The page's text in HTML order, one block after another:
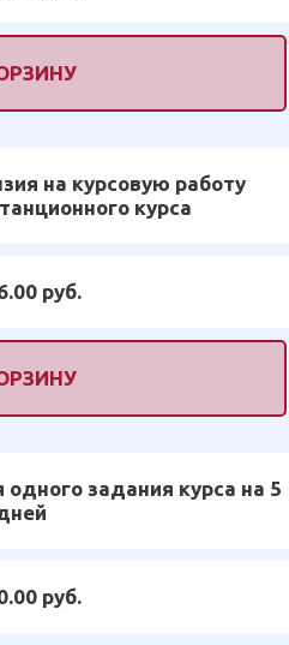
на курсовую работу
курса
руб.
задания курса на 5
руб.